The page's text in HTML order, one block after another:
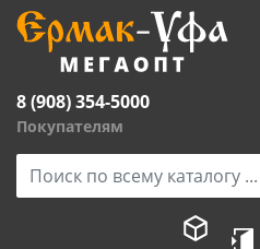
8 (908) 354-5000
Покупателям